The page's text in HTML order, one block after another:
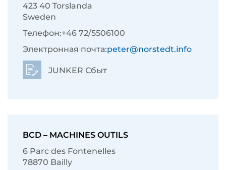
423 40 Torslanda
Sweden
Телефон:+46 72/5506100
Электронная почта:peter@norstedt.info
JUNKER Сбыт
BCD – MACHINES OUTILS
6 Parc des Fontenelles
78870 Bailly